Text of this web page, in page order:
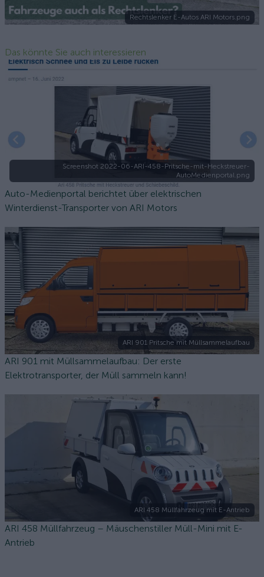
Rechtslenker E-Autos ARI Motors.png
Das könnte Sie auch interessieren
Screenshot 2022-06-ARI-458-Pritsche-mit-Heckstreuer-
AutoMedienportal.png
Auto-Medienportal berichtet über elektrischen
Winterdienst-Transporter von ARI Motors
ARI 901 Pritsche mit Müllsammelaufbau
ARI 901 mit Müllsammelaufbau: Der erste
Elektrotransporter, der Müll sammeln kann!
ARI 458 Müllfahrzeug mit E-Antrieb
ARI 458 Müllfahrzeug – Mäuschenstiller Müll-Mini mit E-
Antrieb